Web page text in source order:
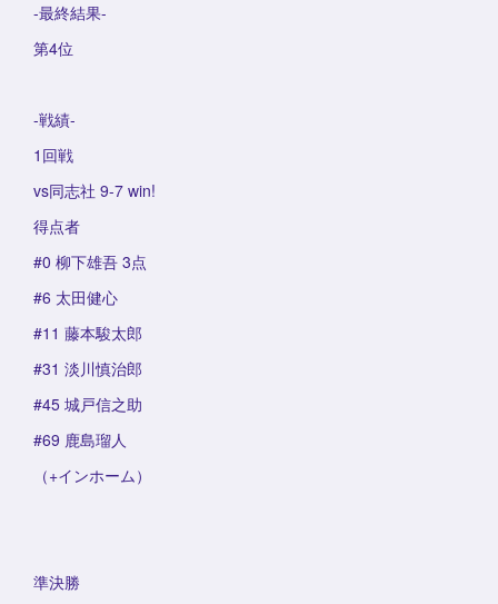
-最終結果-
第4位
-戦績-
1回戦
vs同志社 9-7 win!
得点者
#0 柳下雄吾 3点
#6 太田健心
#11 藤本駿太郎
#31 淡川慎治郎
#45 城戸信之助
#69 鹿島瑠人
（+インホーム）
準決勝